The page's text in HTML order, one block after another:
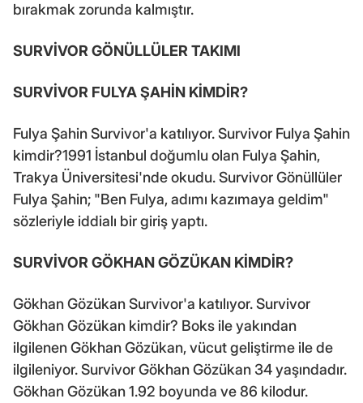
bırakmak zorunda kalmıştır.
SURVİVOR GÖNÜLLÜLER TAKIMI
SURVİVOR FULYA ŞAHİN KİMDİR?
Fulya Şahin Survivor'a katılıyor. Survivor Fulya Şahin
kimdir?1991 İstanbul doğumlu olan Fulya Şahin,
Trakya Üniversitesi'nde okudu. Survivor Gönüllüler
Fulya Şahin; "Ben Fulya, adımı kazımaya geldim"
sözleriyle iddialı bir giriş yaptı.
SURVİVOR GÖKHAN GÖZÜKAN KİMDİR?
Gökhan Gözükan Survivor'a katılıyor. Survivor
Gökhan Gözükan kimdir? Boks ile yakından
ilgilenen Gökhan Gözükan, vücut geliştirme ile de
ilgileniyor. Survivor Gökhan Gözükan 34 yaşındadır.
Gökhan Gözükan 1.92 boyunda ve 86 kilodur.